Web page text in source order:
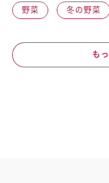
野菜 冬の野菜
も